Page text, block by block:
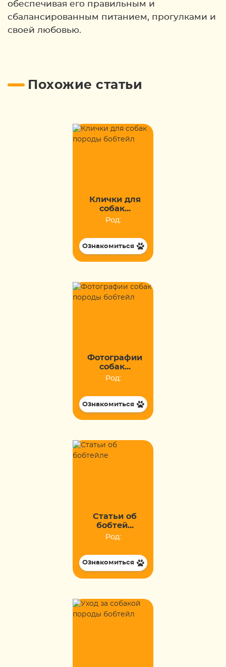
обеспечивая его правильным и
сбалансированным питанием, прогулками и
своей любовью.
Похожие статьи
Клички для
собак...
Род:
Ознакомиться
Фотографии
собак...
Род:
Ознакомиться
Статьи об
бобтей...
Род:
Ознакомиться